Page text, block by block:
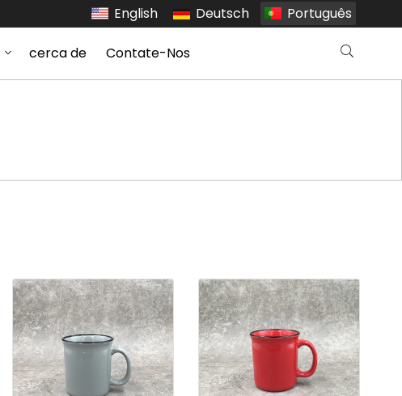
English Deutsch Português
cerca de Contate-Nos